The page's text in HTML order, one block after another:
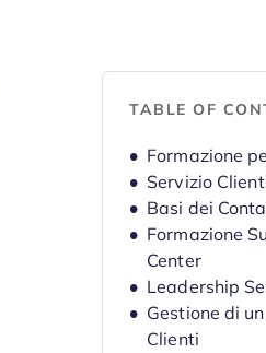
TABLE OF
Formazione
Servizio
Basi dei
Formazione
Center
Leadership
Gestione di
Clienti